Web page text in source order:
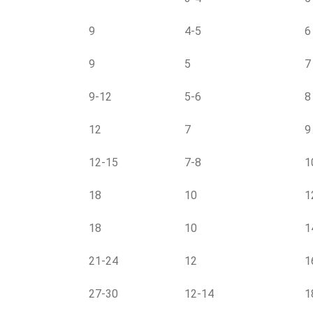
9 4-5 6
9 5 7
9-12 5-6 8
12 7 9
12-15 7-8
18 10
18 10
21-24 12
27-30 12-14